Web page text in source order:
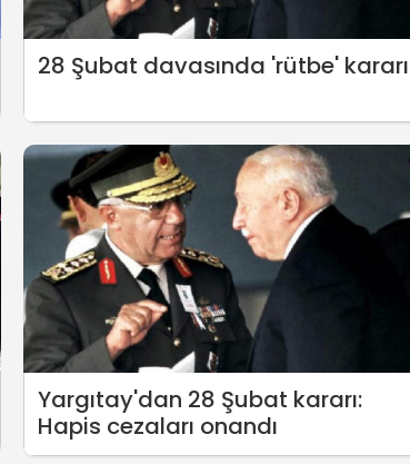
28 Şubat davasında 'rütbe' kararı
Yargıtay'dan 28 Şubat kararı:
Hapis cezaları onandı